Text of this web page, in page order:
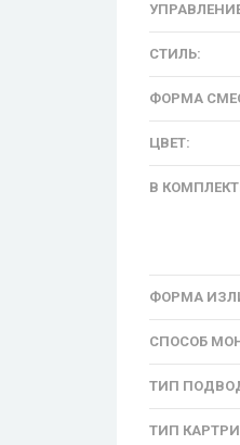
СТИЛЬ:
ФОРМА
ЦВЕТ:
В
ФОРМА
СПОСОБ
ТИП
ТИП